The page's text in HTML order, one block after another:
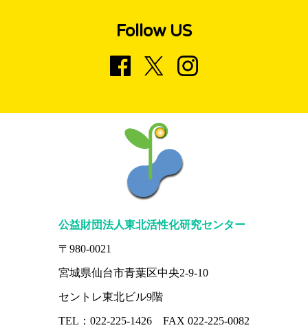
Follow US
公益財団法人東北活性化研究センター
〒980-0021
宮城県仙台市青葉区中央2-9-10
セントレ東北ビル9階
TEL：022-225-1426 FAX 022-225-0082